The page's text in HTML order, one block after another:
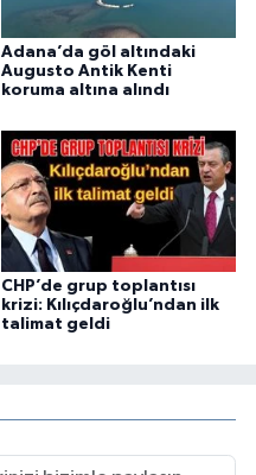
Adana’da göl altındaki
Augusto Antik Kenti
koruma altına alındı
CHP’de grup toplantısı
krizi: Kılıçdaroğlu’ndan ilk
talimat geldi